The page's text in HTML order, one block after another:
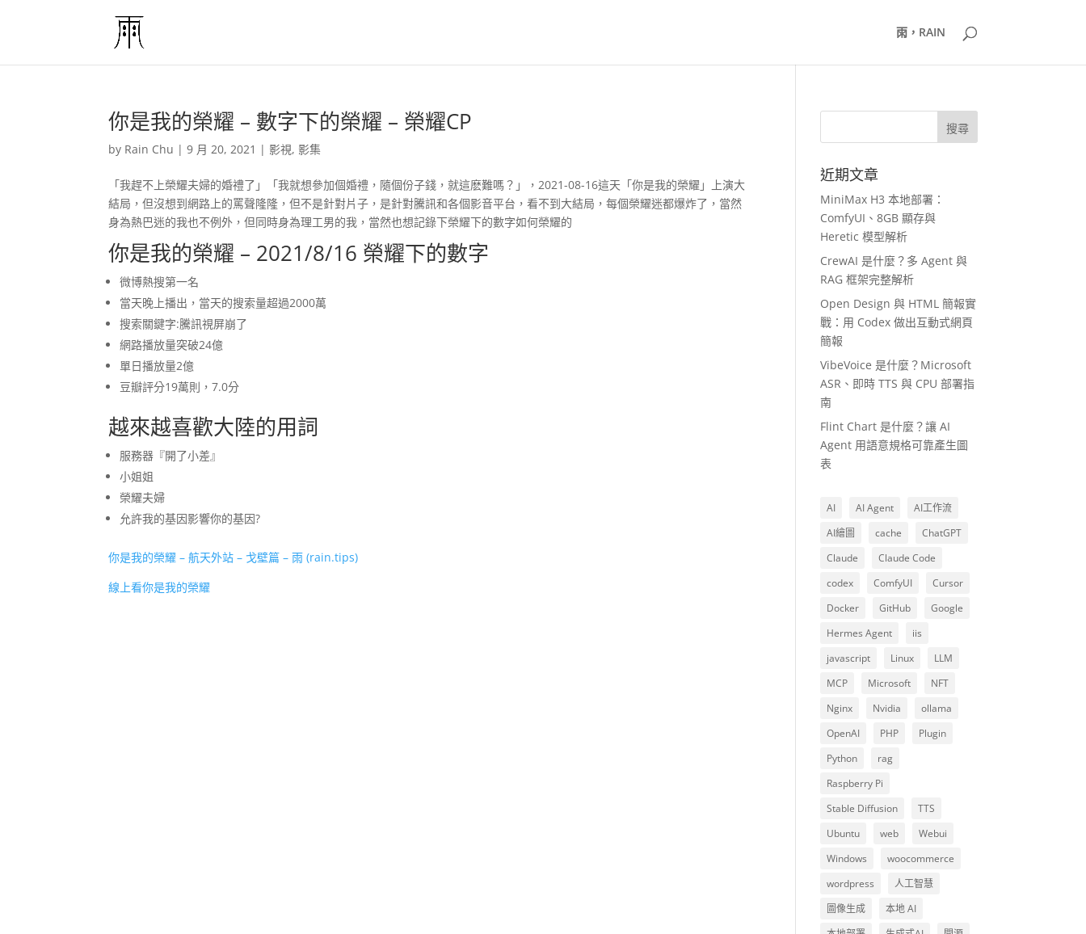
雨，RAIN
你是我的榮耀 – 數字下的榮耀 – 榮耀CP
by Rain Chu |9 月 20, 2021 | 影視, 影集
「我趕不上榮耀夫婦的婚禮了」「我就想參加個婚禮，隨個份子錢，就這麽難嗎？」，2021-08-16這天「你是我的榮耀」上演大
結局，但沒想到網路上的罵聲隆隆，但不是針對片子，是針對騰訊和各個影音平台，看不到大結局，每個榮耀迷都爆炸了，當然
身為熱巴迷的我也不例外，但同時身為理工男的我，當然也想記錄下榮耀下的數字如何榮耀的
你是我的榮耀 – 2021/8/16 榮耀下的數字
微博熱搜第一名
當天晚上播出，當天的搜索量超過2000萬
搜索關鍵字:騰訊視屏崩了
網路播放量突破24億
單日播放量2億
豆瓣評分19萬則，7.0分
越來越喜歡大陸的用詞
服務器『開了小差』
小姐姐
榮耀夫婦
允許我的基因影響你的基因?
你是我的榮耀 – 航天外站 – 戈壁篇 – 雨 (rain.tips)
線上看你是我的榮耀
近期文章
MiniMax H3 本地部署：
ComfyUI、8GB 顯存與
Heretic 模型解析
CrewAI 是什麼？多 Agent 與
RAG 框架完整解析
Open Design 與 HTML 簡報實
戰：用 Codex 做出互動式網頁
簡報
VibeVoice 是什麼？Microsoft
ASR、即時 TTS 與 CPU 部署指
南
Flint Chart 是什麼？讓 AI
Agent 用語意規格可靠產生圖
表
AI AI Agent
AI工作流
AI繪圖
cache
ChatGPT
Claude
Claude Code
codex
ComfyUI
Cursor
Docker
GitHub
Google
Hermes Agent
iis
javascript
Linux
LLM
MCP
Microsoft
NFT
Nginx
Nvidia
ollama
OpenAI
PHP
Plugin
Python
rag
Raspberry Pi
Stable Diffusion
TTS
Ubuntu
web
Webui
Windows
woocommerce
wordpress
人工智慧
圖像生成
本地 AI